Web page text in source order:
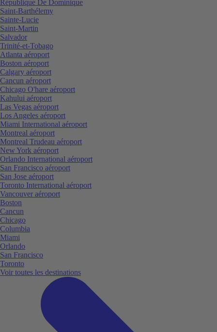
République De Dominique
Saint-Barthélemy
Sainte-Lucie
Saint-Martin
Salvador
Trinité-et-Tobago
Atlanta aéroport
Boston aéroport
Calgary aéroport
Cancun aéroport
Chicago O'hare aéroport
Kahului aéroport
Las Vegas aéroport
Los Angeles aéroport
Miami International aéroport
Montreal aéroport
Montreal Trudeau aéroport
New York aéroport
Orlando International aéroport
San Francisco aéroport
San Jose aéroport
Toronto International aéroport
Vancouver aéroport
Boston
Cancun
Chicago
Columbia
Miami
Orlando
San Francisco
Toronto
Voir toutes les destinations